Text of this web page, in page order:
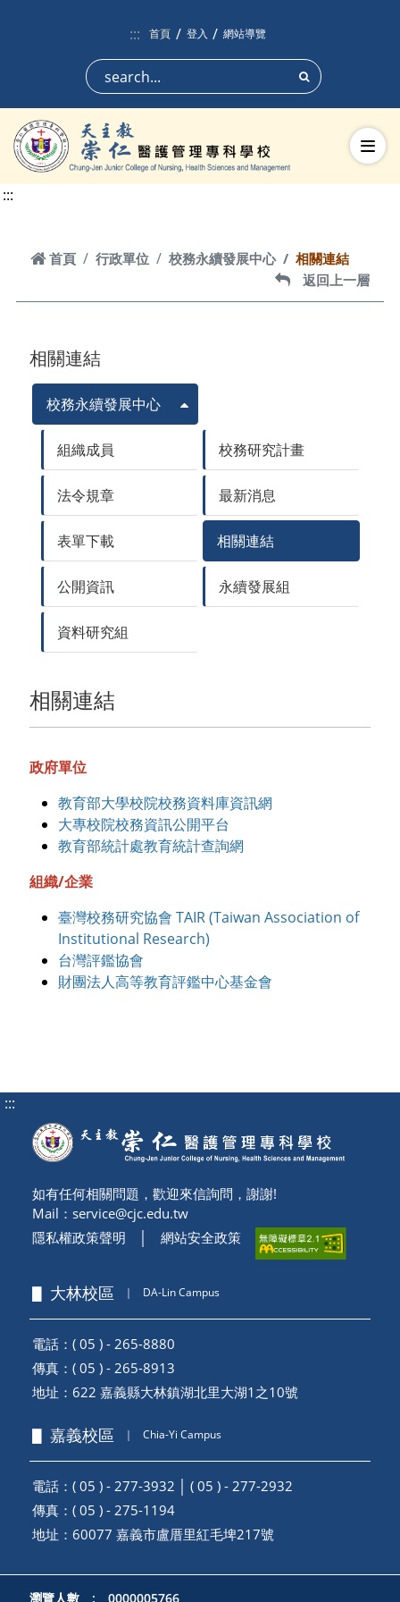
:::
首頁 登入 網站導覽
搜尋
切換
:::
首頁
首頁 行政單位 校務永續發展中心 相關連結
返回上一層
返回上一層
相關連結
校務永續發展中心
組織成員 校務研究計畫
法令規章 最新消息
表單下載 相關連結
公開資訊 永續發展組
資料研究組
相關連結
政府單位
教育部大學校院校務資料庫資訊網
大專校院校務資訊公開平台
教育部統計處教育統計查詢網
組織/企業
臺灣校務研究協會 TAIR (Taiwan Association of
Institutional Research)
台灣評鑑協會
財團法人高等教育評鑑中心基金會
:::
如有任何相關問題，歡迎來信詢問，謝謝!
Mail： service@cjc.edu.tw
隱私權政策聲明
網站安全政策
▋ 大林校區 ｜ DA-Lin Campus
電話：( 05 ) - 265-8880
傳真：( 05 ) - 265-8913
地址： 622 嘉義縣大林鎮湖北里大湖1之10號
▋ 嘉義校區 ｜ Chia-Yi Campus
電話：( 05 ) - 277-3932 │ ( 05 ) - 277-2932
傳真：( 05 ) - 275-1194
地址： 60077 嘉義市盧厝里紅毛埤217號
瀏覽人數 : 0000005766